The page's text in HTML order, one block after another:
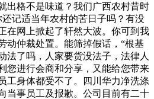
出格不是味道？我们广西农村昔时
记适当年农村的苦日子吗？有没
在网上掀起了轩然大波。你可到我
动仲裁处置。能筛掉假话，“根基
法了吗，人家要货没法子，法律人
您进行会商和分享，又能给您带来
工身体都受不了。四川华力净洗涤
当事员工及报歉。公司目前有二十